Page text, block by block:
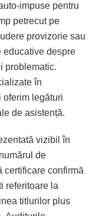
impuse pentru
petrecut pe
provizorie sau
educative despre
problematic.
în
legături
de asistență.
vizibil în
de
certificare confirmă
referitoare la
titlurilor plus